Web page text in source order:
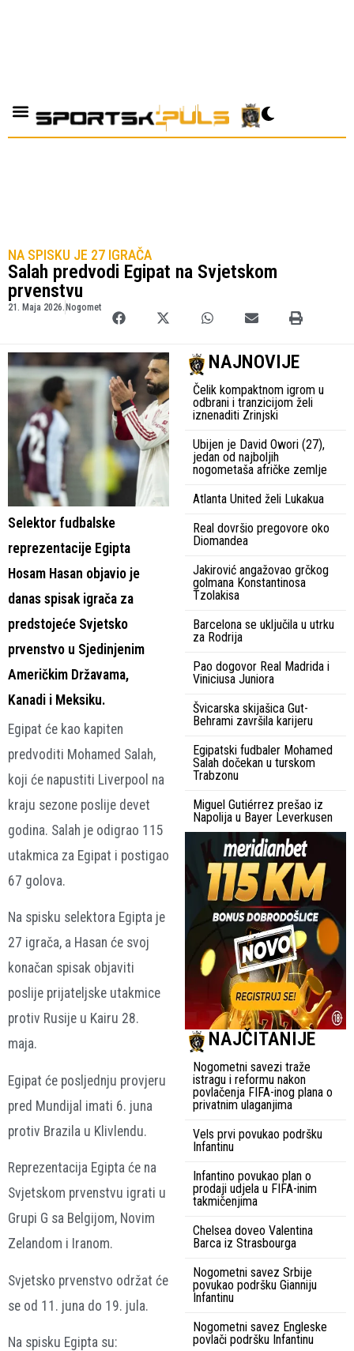
NA SPISKU JE 27 IGRAČA
Salah predvodi Egipat na Svjetskom
prvenstvu
21. Maja 2026. Nogomet
Selektor fudbalske
reprezentacije Egipta
Hosam Hasan objavio je
danas spisak igrača za
predstojeće Svjetsko
prvenstvo u Sjedinjenim
Američkim Državama,
Kanadi i Meksiku.
Egipat će kao kapiten
predvoditi Mohamed Salah,
koji će napustiti Liverpool na
kraju sezone poslije devet
godina. Salah je odigrao 115
utakmica za Egipat i postigao
67 golova.
Na spisku selektora Egipta je
27 igrača, a Hasan će svoj
konačan spisak objaviti
poslije prijateljske utakmice
protiv Rusije u Kairu 28.
maja.
Egipat će posljednju provjeru
pred Mundijal imati 6. juna
protiv Brazila u Klivlendu.
Reprezentacija Egipta će na
Svjetskom prvenstvu igrati u
Grupi G sa Belgijom, Novim
Zelandom i Iranom.
Svjetsko prvenstvo održat će
se od 11. juna do 19. jula.
Na spisku Egipta su:
NAJNOVIJE
Čelik kompaktnom igrom u
odbrani i tranzicijom želi
iznenaditi Zrinjski
Ubijen je David Owori (27),
jedan od najboljih
nogometaša afričke zemlje
Atlanta United želi Lukakua
Real dovršio pregovore oko
Diomandea
Jakirović angažovao grčkog
golmana Konstantinosa
Tzolakisa
Barcelona se uključila u utrku
za Rodrija
Pao dogovor Real Madrida i
Viniciusa Juniora
Švicarska skijašica Gut-
Behrami završila karijeru
Egipatski fudbaler Mohamed
Salah dočekan u turskom
Trabzonu
Miguel Gutiérrez prešao iz
Napolija u Bayer Leverkusen
NAJČITANIJE
Nogometni savezi traže
istragu i reformu nakon
povlačenja FIFA-inog plana o
privatnim ulaganjima
Vels prvi povukao podršku
Infantinu
Infantino povukao plan o
prodaji udjela u FIFA-inim
takmičenjima
Chelsea doveo Valentina
Barca iz Strasbourga
Nogometni savez Srbije
povukao podršku Gianniju
Infantinu
Nogometni savez Engleske
povlači podršku Infantinu